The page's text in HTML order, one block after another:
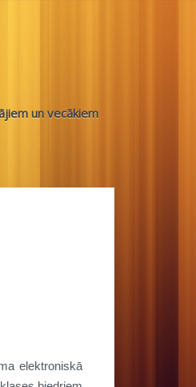
un vecākiem
elektroniskā